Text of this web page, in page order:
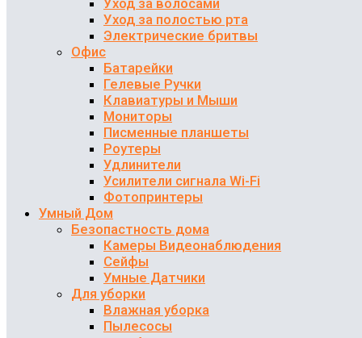
Уход за полостью рта
Электрические бритвы
Офис
Батарейки
Гелевые Ручки
Клавиатуры и Мыши
Мониторы
Писменные планшеты
Роутеры
Удлинители
Усилители сигнала Wi-Fi
Фотопринтеры
Умный Дом
Безопастность дома
Камеры Видеонаблюдения
Сейфы
Умные Датчики
Для уборки
Влажная уборка
Пылесосы